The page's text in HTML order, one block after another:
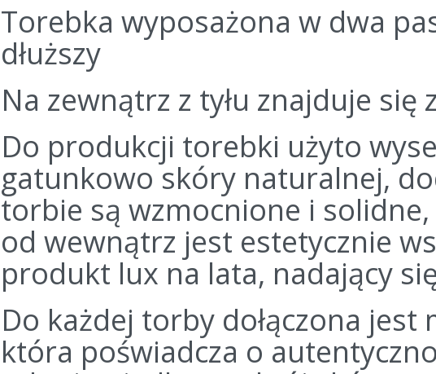
Torebka wyposażona w dwa
dłuższy
Na zewnątrz z tyłu znajduje się
Do produkcji torebki użyto
gatunkowo skóry naturalnej,
torbie są wzmocnione i
od wewnątrz jest estetycznie
produkt lux na lata, nadający
Do każdej torby dołączona jest
która poświadcza o